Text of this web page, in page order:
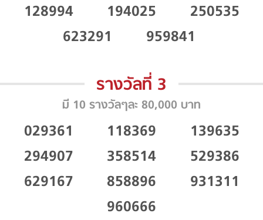
128994 194025
250535
623291
959841
รางวัลที่ 3
มี 10 รางวัลๆละ 80,000 บาท
029361 118369
139635
294907
358514
529386
629167
858896
931311
960666